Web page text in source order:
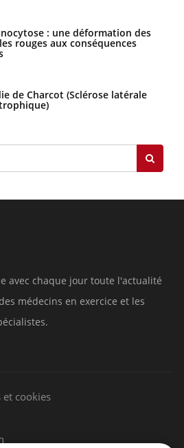
: une déformation des
rouges aux conséquences
de Charcot (Sclérose latérale
avec chaque jour toute l'actualité
médecins en exercice et les
et cookies